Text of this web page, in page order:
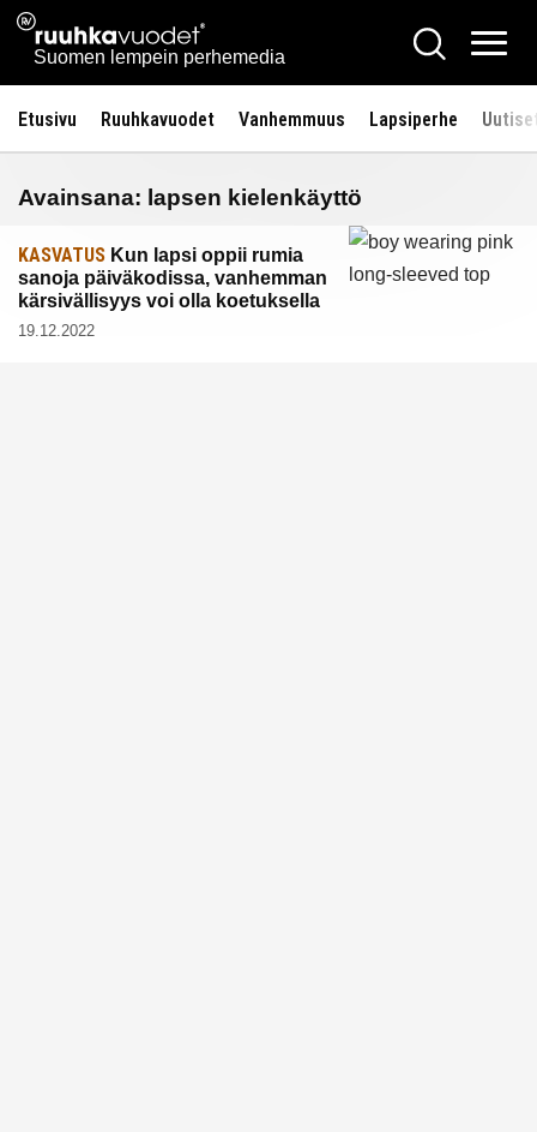
Siirry
sisältöön
Ruuhkavuodet.fi
Suomen lempein perhemedia
Hae
Etusivu Ruuhkavuodet Vanhemmuus Lapsiperhe
Avainsana: lapsen kielenkäyttö
KASVATUS Kun lapsi oppii rumia
sanoja päiväkodissa, vanhemman
kärsivällisyys voi olla koetuksella
19.12.2022